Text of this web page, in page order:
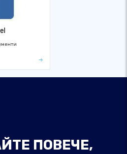
ПОВЕЧЕ,